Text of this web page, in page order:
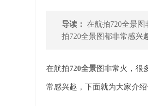
导读： 在航拍720全景
拍720全景图都非常感兴
在航拍720全景图非常火，很
常感兴趣，下面就为大家介